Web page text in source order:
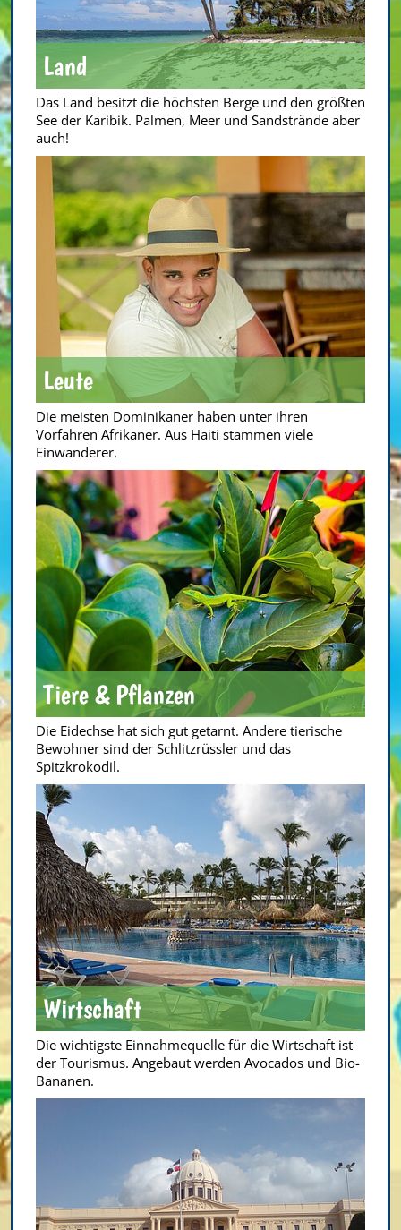
Land
Das Land besitzt die höchsten Berge und den größten
See der Karibik. Palmen, Meer und Sandstrände aber
auch!
Leute
Die meisten Dominikaner haben unter ihren
Vorfahren Afrikaner. Aus Haiti stammen viele
Einwanderer.
Tiere & Pflanzen
Die Eidechse hat sich gut getarnt. Andere tierische
Bewohner sind der Schlitzrüssler und das
Spitzkrokodil.
Wirtschaft
Die wichtigste Einnahmequelle für die Wirtschaft ist
der Tourismus. Angebaut werden Avocados und Bio-
Bananen.